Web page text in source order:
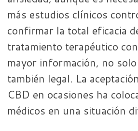
más estudios clínicos
confirmar la total eficacia
tratamiento terapéutico
mayor información, no
también legal. La
CBD en ocasiones ha
médicos en una situación